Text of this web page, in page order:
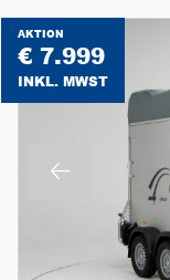
AKTION
€ 7.999
INKL. MWST